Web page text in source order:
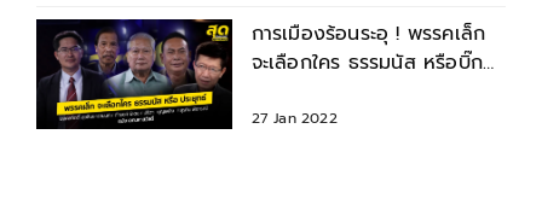
การเมืองร้อนระอุ ! พรรคเล็ก
จะเลือกใคร ธรรมนัส หรือบิ๊กตู่
27 Jan 2022